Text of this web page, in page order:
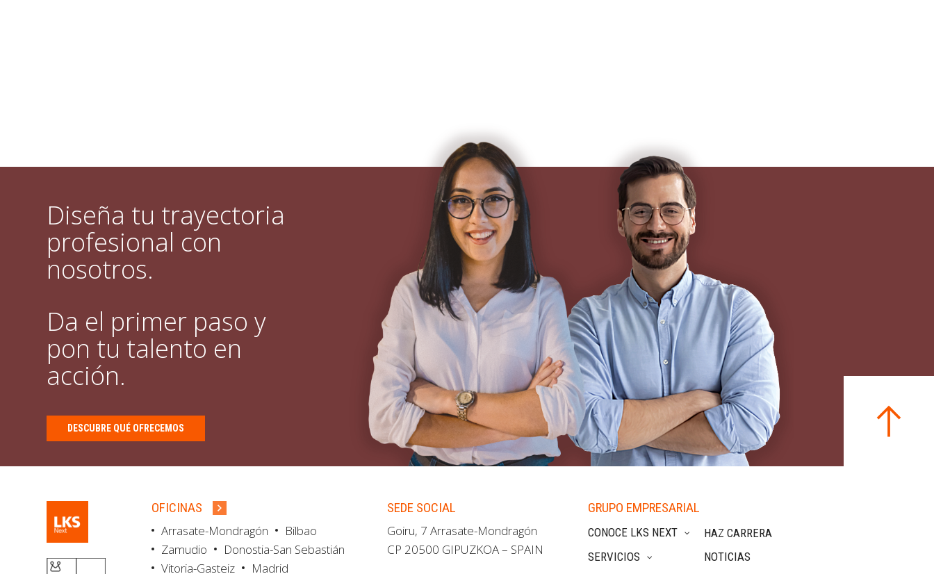
Diseña tu trayectoria
profesional con
nosotros.
Da el primer paso y
pon tu talento en
acción.
DESCUBRE QUÉ OFRECEMOS
OFICINAS
Arrasate-Mondragón
Bilbao
Zamudio
Donostia-San Sebastián
Vitoria-Gasteiz
Madrid
SEDE SOCIAL
Goiru, 7 Arrasate-Mondragón
CP 20500 GIPUZKOA – SPAIN
GRUPO EMPRESARIAL
CONOCE LKS NEXT
SERVICIOS
HAZ CARRERA
NOTICIAS